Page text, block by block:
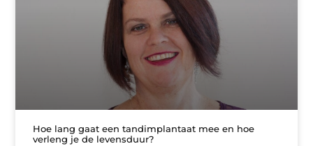
Hoe lang gaat een tandimplantaat mee en hoe
verleng je de levensduur?